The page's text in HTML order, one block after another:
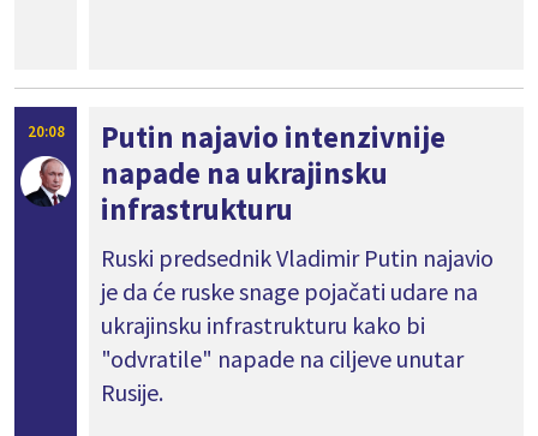
20:08
Putin najavio intenzivnije
napade na ukrajinsku
infrastrukturu
Ruski predsednik Vladimir Putin najavio
je da će ruske snage pojačati udare na
ukrajinsku infrastrukturu kako bi
"odvratile" napade na ciljeve unutar
Rusije.